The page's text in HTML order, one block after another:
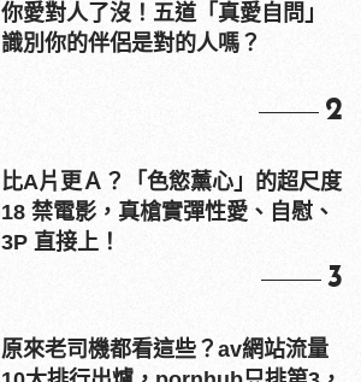
你愛對人了沒！五道「真愛自問」
識別你的伴侶是對的人嗎？
2
比A片更Ａ？「色慾薰心」的超尺度
18 禁電影，真槍實彈性愛、自慰、
3P 直接上！
3
原來老司機都看這些？av網站流量